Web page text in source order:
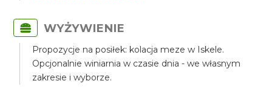
WYŻYWIENIE
Propozycje na posiłek: kolacja meze w Iskele.
Opcjonalnie winiarnia w czasie dnia - we własnym
zakresie i wyborze.